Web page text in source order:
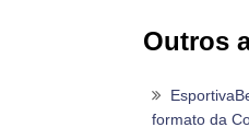
Outros
formato da